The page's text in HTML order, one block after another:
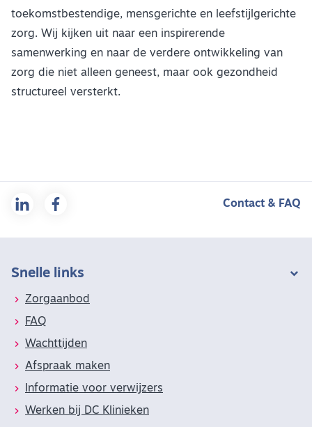
toekomstbestendige, mensgerichte en leefstijlgerichte
zorg. Wij kijken uit naar een inspirerende
samenwerking en naar de verdere ontwikkeling van
zorg die niet alleen geneest, maar ook gezondheid
structureel versterkt.
Contact & FAQ
Snelle links
Zorgaanbod
FAQ
Wachttijden
Afspraak maken
Informatie voor verwijzers
Werken bij DC Klinieken